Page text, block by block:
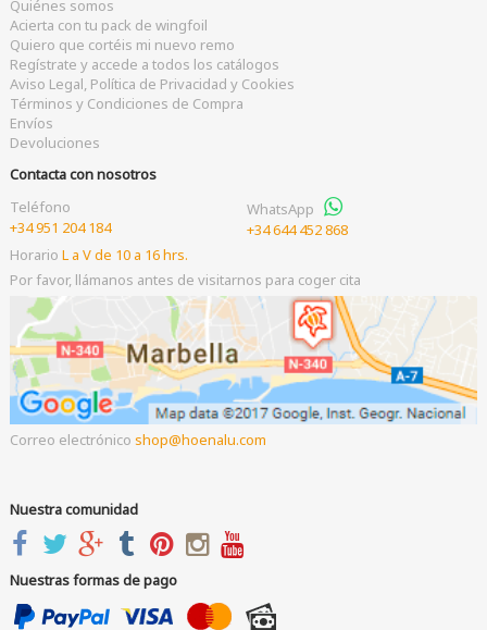
Quiénes somos
Acierta con tu pack de wingfoil
Quiero que cortéis mi nuevo remo
Regístrate y accede a todos los catálogos
Aviso Legal, Política de Privacidad y Cookies
Términos y Condiciones de Compra
Envíos
Devoluciones
Contacta con nosotros
Teléfono
+34 951 204 184
WhatsApp
+34 644 452 868
Horario L a V de 10 a 16 hrs.
Por favor, llámanos antes de visitarnos para coger cita
Correo electrónico shop hoenalu.com
Nuestra comunidad
Nuestras formas de pago